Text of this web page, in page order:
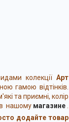
колекції Арт
гамою відтінків.
та приємні, колір
в нашому магазине
додайте товар